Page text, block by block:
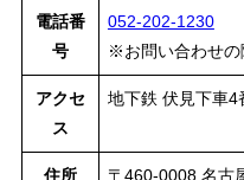
電話番
号
052-202-1230
※お問い合わせの
アクセ
ス
地下鉄 伏見下車4
住所 〒460-0008 名古